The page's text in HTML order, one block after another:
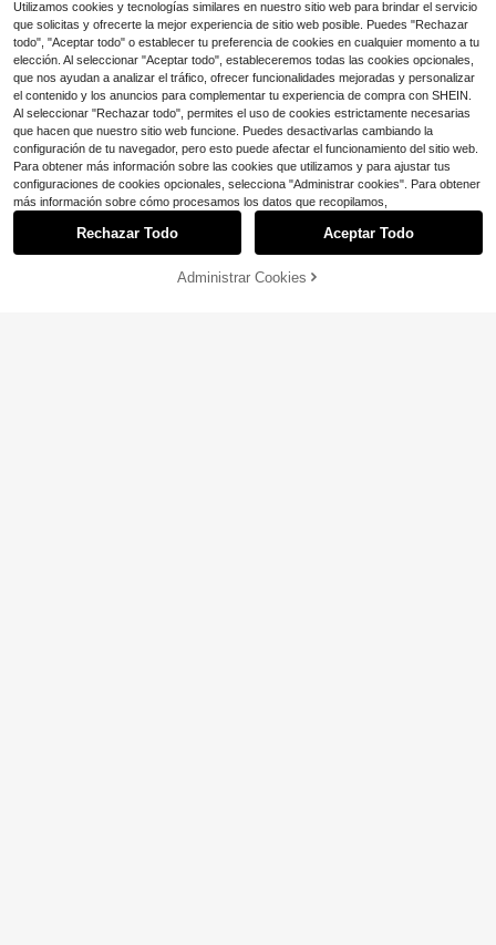
¡10% DE DESCUENTO!
Utilizamos cookies y tecnologías similares en nuestro sitio web para brindar el servicio
que solicitas y ofrecerte la mejor experiencia de sitio web posible. Puedes "Rechazar
todo", "Aceptar todo" o establecer tu preferencia de cookies en cualquier momento a tu
elección. Al seleccionar "Aceptar todo", estableceremos todas las cookies opcionales,
que nos ayudan a analizar el tráfico, ofrecer funcionalidades mejoradas y personalizar
el contenido y los anuncios para complementar tu experiencia de compra con SHEIN.
Al seleccionar "Rechazar todo", permites el uso de cookies estrictamente necesarias
que hacen que nuestro sitio web funcione. Puedes desactivarlas cambiando la
configuración de tu navegador, pero esto puede afectar el funcionamiento del sitio web.
Para obtener más información sobre las cookies que utilizamos y para ajustar tus
configuraciones de cookies opcionales, selecciona "Administrar cookies". Para obtener
más información sobre cómo procesamos los datos que recopilamos,
Rechazar Todo Aceptar Todo
Administrar Cookies